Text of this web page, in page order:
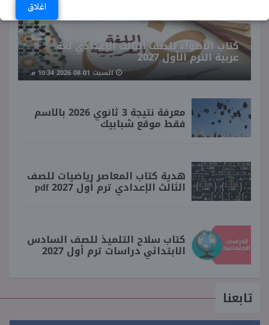
اغلاق
كتاب الأضواء للصف الثالث الإعدادي لغة
عربية الترم الأول 2027
السبت 01-08-2026 10:34 مـ
معرفة نتيجة 3 ثانوي 2026 بالاسم
فقط موقع شبابيك
هدية كتاب المعاصر رياضيات للصف
الثالث الإعدادي ترم أول 2027 pdf
كتاب سلاح التلميذ للصف السادس
الابتدائي دراسات ترم أول 2027
تابعنا